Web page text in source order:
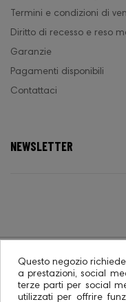
Termini e condizioni di
Diritto di recesso e reso
Garanzie
Pagamenti disponibili
Contattaci
NEWSLETTER
© 2026 -
Questo negozio
a prestazioni, social
terze parti per social
utilizzati per offrire